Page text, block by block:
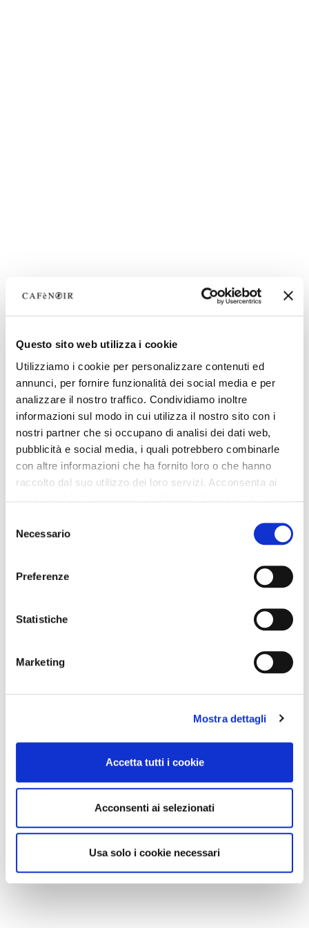
Questo sito web utilizza i cookie
Utilizziamo i cookie per personalizzare contenuti ed
annunci, per fornire funzionalità dei social media e per
analizzare il nostro traffico. Condividiamo inoltre
informazioni sul modo in cui utilizza il nostro sito con i
nostri partner che si occupano di analisi dei dati web,
pubblicità e social media, i quali potrebbero combinarle
con altre informazioni che ha fornito loro o che hanno
raccolto dal suo utilizzo dei loro servizi. Acconsenta ai
delNecessario
Preferenze
Statistiche
Marketing
Mostra dettagli
Accetta tutti i cookie
Acconsenti ai selezionati
Usa solo i cookie necessari